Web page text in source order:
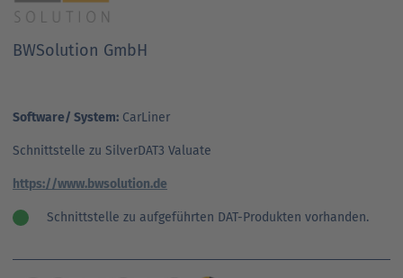
BWSolution GmbH
Software/ System: CarLiner
Schnittstelle zu SilverDAT3 Valuate
https://www.bwsolution.de
Schnittstelle zu aufgeführten DAT-Produkten vorhanden.